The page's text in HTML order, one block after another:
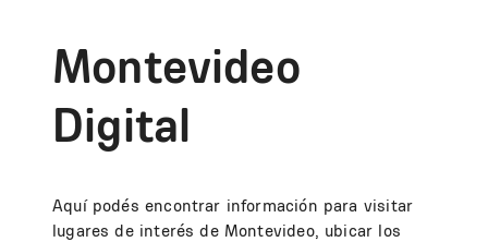
Montevideo
Digital
Aquí podés encontrar información para visitar
lugares de interés de Montevideo, ubicar los